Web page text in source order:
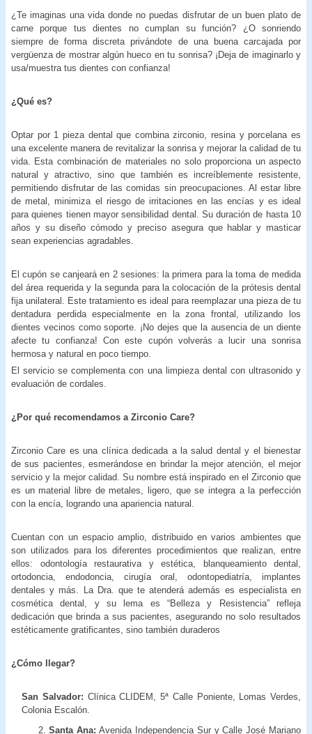
¿Te imaginas una vida donde no puedas disfrutar de un buen plato de
carne porque tus dientes no cumplan su función? ¿O sonriendo
siempre de forma discreta privándote de una buena carcajada por
vergüenza de mostrar algún hueco en tu sonrisa? ¡Deja de imaginarlo y
usa/muestra tus dientes con confianza!
¿Qué es?
Optar por 1 pieza dental que combina zirconio, resina y porcelana es
una excelente manera de revitalizar la sonrisa y mejorar la calidad de tu
vida. Esta combinación de materiales no solo proporciona un aspecto
natural y atractivo, sino que también es increíblemente resistente,
permitiendo disfrutar de las comidas sin preocupaciones. Al estar libre
de metal, minimiza el riesgo de irritaciones en las encías y es ideal
para quienes tienen mayor sensibilidad dental. Su duración de hasta 10
años y su diseño cómodo y preciso asegura que hablar y masticar
sean experiencias agradables.
El cupón se canjeará en 2 sesiones: la primera para la toma de medida
del área requerida y la segunda para la colocación de la prótesis dental
fija unilateral. Este tratamiento es ideal para reemplazar una pieza de tu
dentadura perdida especialmente en la zona frontal, utilizando los
dientes vecinos como soporte. ¡No dejes que la ausencia de un diente
afecte tu confianza! Con este cupón volverás a lucir una sonrisa
hermosa y natural en poco tiempo.
El servicio se complementa con una limpieza dental con ultrasonido y
evaluación de cordales.
¿Por qué recomendamos a Zirconio Care?
Zirconio Care es una clínica dedicada a la salud dental y el bienestar
de sus pacientes, esmerándose en brindar la mejor atención, el mejor
servicio y la mejor calidad. Su nombre está inspirado en el Zirconio que
es un material libre de metales, ligero, que se integra a la perfección
con la encía, logrando una apariencia natural.
Cuentan con un espacio amplio, distribuido en varios ambientes que
son utilizados para los diferentes procedimientos que realizan, entre
ellos: odontología restaurativa y estética, blanqueamiento dental,
ortodoncia, endodoncia, cirugía oral, odontopediatría, implantes
dentales y más. La Dra. que te atenderá además es especialista en
cosmética dental, y su lema es “Belleza y Resistencia” refleja
dedicación que brinda a sus pacientes, asegurando no solo resultados
estéticamente gratificantes, sino también duraderos
¿Cómo llegar?
San Salvador: Clínica CLIDEM, 5ª Calle Poniente, Lomas Verdes,
Colonia Escalón.
2.Santa Ana: Avenida Independencia Sur y Calle José Mariano